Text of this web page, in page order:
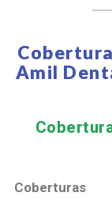
Amil
Coberturas